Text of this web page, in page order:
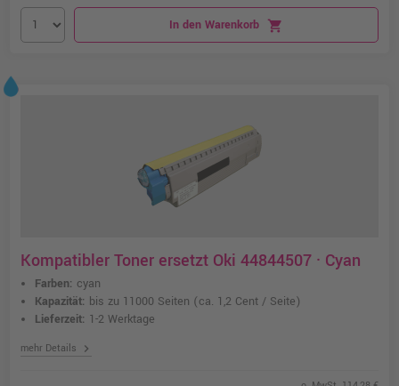
In den Warenkorb shopping_cart
Kompatibler Toner ersetzt Oki 44844507 · Cyan
Farben: cyan
Kapazität: bis zu 11000 Seiten (ca. 1,2 Cent / Seite)
Lieferzeit: 1-2 Werktage
mehr Details chevron_right